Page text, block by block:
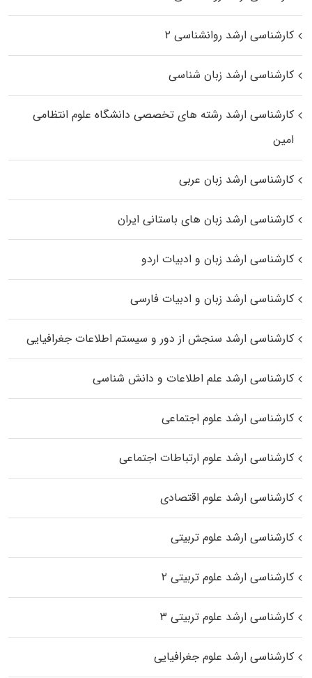
کارشناسی ارشد روانشناسی ۲
کارشناسی ارشد زبان شناسی
کارشناسی ارشد رﺷﺘﻪ ﻫﺎی تخصصی داﻧﺸﮕﺎه ﻋﻠﻮم انتظامی
اﻣﻴﻦ
کارشناسی ارشد زبان عربی
کارشناسی ارشد زبان‌ های باستانی ایران
کارشناسی ارشد زبان و ادبیات اردو
کارشناسی ارشد زبان و ادبیات فارسی
کارشناسی ارشد سنجش از دور و سیستم اطلاعات جغرافیایی
کارشناسی ارشد علم اطلاعات و دانش شناسی
کارشناسی ارشد علوم اجتماعی
کارشناسی ارشد علوم ارتباطات اجتماعی
کارشناسی ارشد علوم اقتصادی
کارشناسی ارشد علوم تربیتی
کارشناسی ارشد علوم تربیتی ۲
کارشناسی ارشد علوم تربیتی ۳
کارشناسی ارشد علوم جغرافیایی